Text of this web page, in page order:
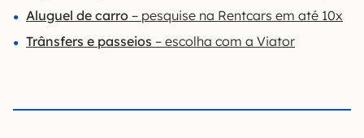
Aluguel de carro – pesquise na Rentcars em até 10x
Trânsfers e passeios – escolha com a Viator